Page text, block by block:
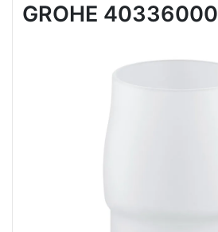
GROHE 40336000